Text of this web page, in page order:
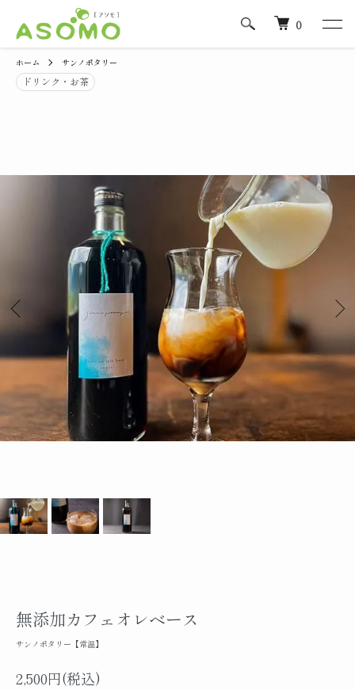
0
ホーム サンノポタリー
ドリンク・お茶
無添加カフェオレベース
サンノポタリー【常温】
2,500円(税込)